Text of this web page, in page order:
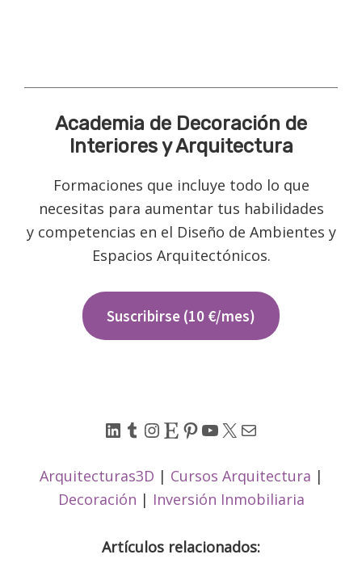
Academia de Decoración de
Interiores y Arquitectura
Formaciones que incluye todo lo que
necesitas para aumentar tus habilidades
y competencias en el Diseño de Ambientes y
Espacios Arquitectónicos.
Suscribirse (10 €/mes)
LinkedIn
Tumblr
Instagram
EtsyPinterest
YouTube
X Correo electrónico
Arquitecturas3D | Cursos Arquitectura |
Decoración | Inversión Inmobiliaria
Artículos relacionados: